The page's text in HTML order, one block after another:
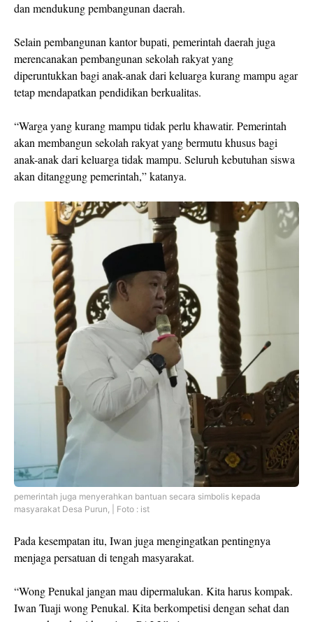
dan mendukung pembangunan daerah.
Selain pembangunan kantor bupati, pemerintah daerah juga
merencanakan pembangunan sekolah rakyat yang
diperuntukkan bagi anak-anak dari keluarga kurang mampu agar
tetap mendapatkan pendidikan berkualitas.
“Warga yang kurang mampu tidak perlu khawatir. Pemerintah
akan membangun sekolah rakyat yang bermutu khusus bagi
anak-anak dari keluarga tidak mampu. Seluruh kebutuhan siswa
akan ditanggung pemerintah,” katanya.
pemerintah juga menyerahkan bantuan secara simbolis kepada
masyarakat Desa Purun, | Foto : ist
Pada kesempatan itu, Iwan juga mengingatkan pentingnya
menjaga persatuan di tengah masyarakat.
“Wong Penukal jangan mau dipermalukan. Kita harus kompak.
Iwan Tuaji wong Penukal. Kita berkompetisi dengan sehat dan